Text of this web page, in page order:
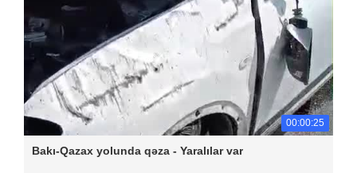
00:00:25
Bakı-Qazax yolunda qəza - Yaralılar var